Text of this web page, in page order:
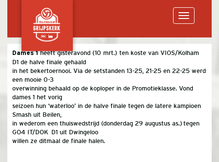
navigation
Dames 1heeft gisteravond (10 mrt.) ten koste van VIOS/Kolham
D1 de halve finale gehaald
in het bekertoernooi. Via de setstanden 13-25, 21-25 en 22-25 werd
een mooie 0-3
overwinning behaald op de koploper in de Promotieklasse. Vond
dames 1 het vorig
seizoen hun ‘waterloo’ in de halve finale tegen de latere kampioen
Smash uit Beilen,
in wederom een thuiswedstrijd (donderdag 29 augustus as.) tegen
GO4 IT/DOK D1 uit Dwingeloo
willen ze ditmaal de finale halen.